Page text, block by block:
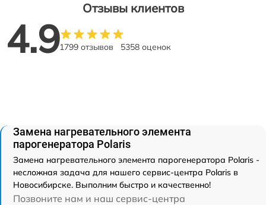
Отзывы клиентов
4.91799 отзывов 5358 оценок
Замена нагревательного элемента
парогенератора Polaris
Замена нагревательного элемента парогенератора Polaris -
несложная задача для нашего сервис-центра Polaris в
Новосибирске. Выполним быстро и качественно!
Позвоните нам и наш сервис-центра